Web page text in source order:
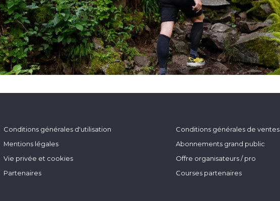
Conditions générales d'utilisation
Mentions légales
Vie privée et cookies
Partenaires
Conditions générales de ventes
Abonnements grand public
Offre organisateurs / pro
Courses partenaires